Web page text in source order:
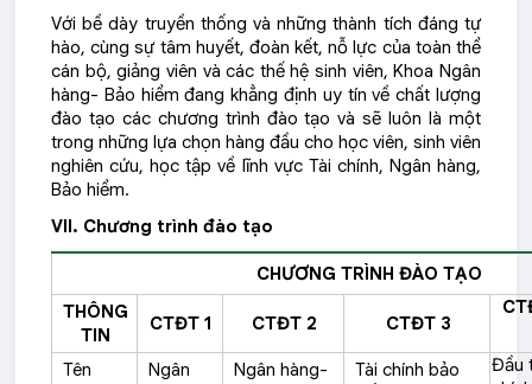
Với bề dày truyền thống và những thành tích đáng tự
hào, cùng sự tâm huyết, đoàn kết, nỗ lực của toàn thể
cán bộ, giảng viên và các thế hệ sinh viên, Khoa Ngân
hàng- Bảo hiểm đang khẳng định uy tín về chất lượng
đào tạo các chương trình đào tạo và sẽ luôn là một
trong những lựa chọn hàng đầu cho học viên, sinh viên
nghiên cứu, học tập về lĩnh vực Tài chính, Ngân hàng,
Bảo hiểm.
VII. Chương trình đào tạo
CHƯƠNG TRÌNH ĐÀO TẠO
THÔNG
TIN
CTĐT 1 CTĐT 2 CTĐT 3
Tên
Ngân
Ngân hàng-
Tài chính bảo
Đầu